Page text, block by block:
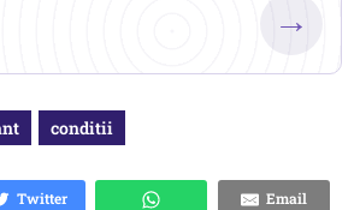
→
conditii
Twitter
Email